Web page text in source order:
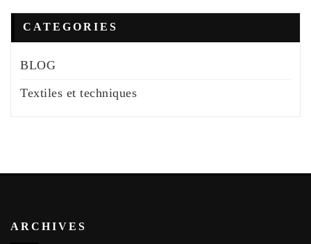
CATEGORIES
BLOG
Textiles et techniques
ARCHIVES